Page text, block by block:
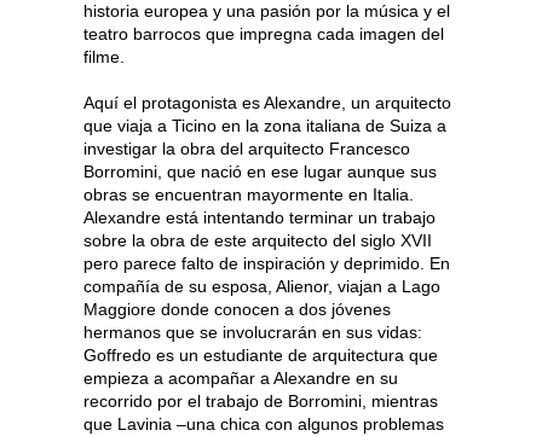
historia europea y una pasión por la música y el
teatro barrocos que impregna cada imagen del
filme.
Aquí el protagonista es Alexandre, un arquitecto
que viaja a Ticino en la zona italiana de Suiza a
investigar la obra del arquitecto Francesco
Borromini, que nació en ese lugar aunque sus
obras se encuentran mayormente en Italia.
Alexandre está intentando terminar un trabajo
sobre la obra de este arquitecto del siglo XVII
pero parece falto de inspiración y deprimido. En
compañía de su esposa, Alienor, viajan a Lago
Maggiore donde conocen a dos jóvenes
hermanos que se involucrarán en sus vidas:
Goffredo es un estudiante de arquitectura que
empieza a acompañar a Alexandre en su
recorrido por el trabajo de Borromini, mientras
que Lavinia –una chica con algunos problemas